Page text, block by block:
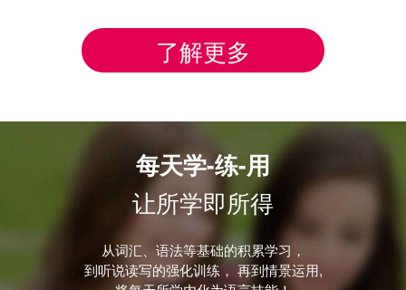
了解更多
每天学-练-用
让所学即所得
从词汇、语法等基础的积累学习，
到听说读写的强化训练， 再到情景运用,